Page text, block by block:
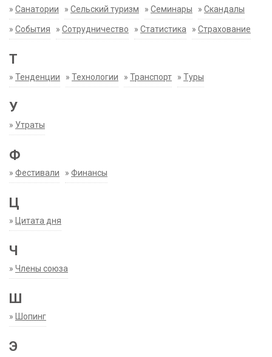
» Санатории » Сельский туризм » Семинары » Скандалы
» События » Сотрудничество » Статистика » Страхование
Т
» Тенденции » Технологии » Транспорт » Туры
У
» Утраты
Ф
» Фестивали » Финансы
Ц
» Цитата дня
Ч
» Члены союза
Ш
» Шопинг
Э